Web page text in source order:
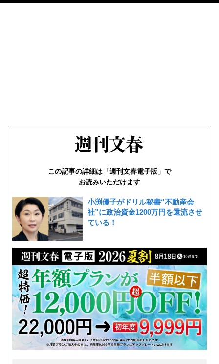
この記事の詳細は「週刊文春電子版」で
お読みいただけます
小渕優子がドリル秘書“不動産会
社”に政治資金1200万円を還流させ
ている！